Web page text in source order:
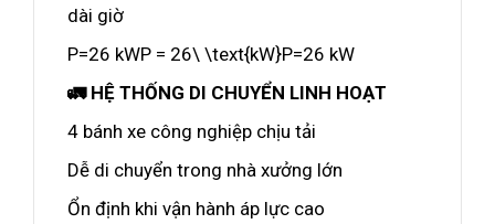
dài giờ
P=26 kWP = 26\ \text{kW}P=26 kW
🚛 HỆ THỐNG DI CHUYỂN LINH HOẠT
4 bánh xe công nghiệp chịu tải
Dễ di chuyển trong nhà xưởng lớn
Ổn định khi vận hành áp lực cao